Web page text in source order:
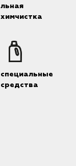
льная
химчистка
специальные
средства